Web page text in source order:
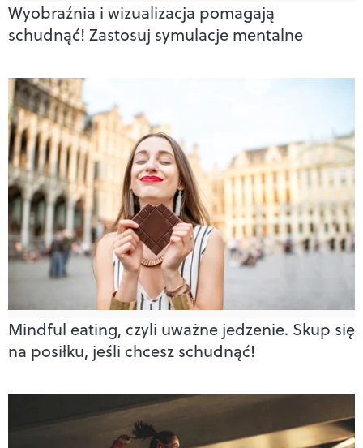
Wyobraźnia i wizualizacja pomagają
schudnąć! Zastosuj symulacje mentalne
Mindful eating, czyli uważne jedzenie. Skup się
na posiłku, jeśli chcesz schudnąć!